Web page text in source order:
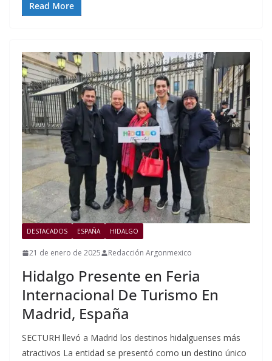
Read More
DESTACADOS ESPAÑA HIDALGO
21 de enero de 2025 Redacción Argonmexico
Hidalgo Presente en Feria
Internacional De Turismo En
Madrid, España
SECTURH llevó a Madrid los destinos hidalguenses más
atractivos La entidad se presentó como un destino único